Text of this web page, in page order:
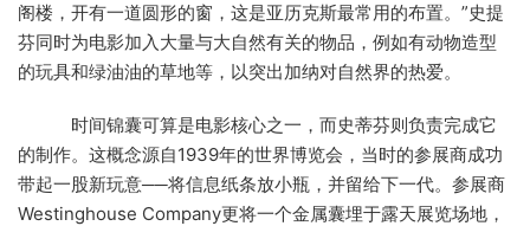
阁楼，开有一道圆形的窗，这是亚历克斯最常用的布置。”史提
芬同时为电影加入大量与大自然有关的物品，例如有动物造型
的玩具和绿油油的草地等，以突出加纳对自然界的热爱。
时间锦囊可算是电影核心之一，而史蒂芬则负责完成它
的制作。这概念源自1939年的世界博览会，当时的参展商成功
带起一股新玩意──将信息纸条放小瓶，并留给下一代。参展商
Westinghouse Company更将一个金属囊埋于露天展览场地，